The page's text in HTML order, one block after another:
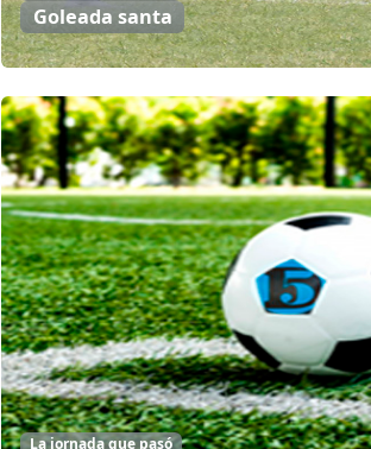
Goleada santa
La jornada que pasó